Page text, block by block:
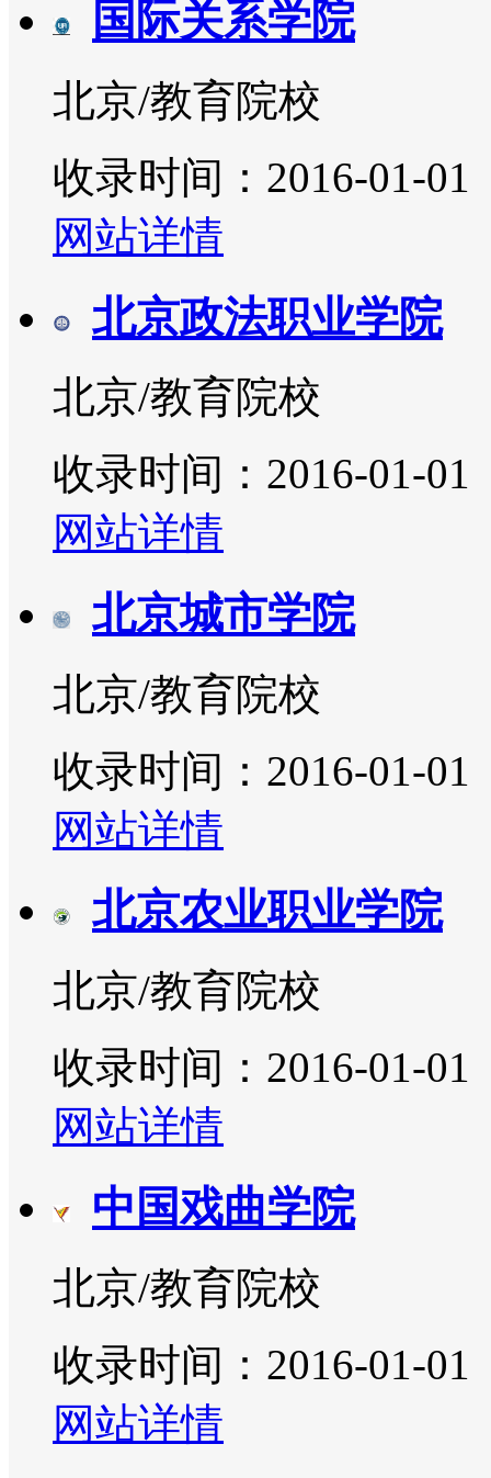
国际关系学院
北京/教育院校
收录时间：2016-01-01
网站详情
北京政法职业学院
北京/教育院校
收录时间：2016-01-01
网站详情
北京城市学院
北京/教育院校
收录时间：2016-01-01
网站详情
北京农业职业学院
北京/教育院校
收录时间：2016-01-01
网站详情
中国戏曲学院
北京/教育院校
收录时间：2016-01-01
网站详情